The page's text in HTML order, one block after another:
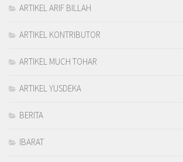
ARTIKEL ARIF BILLAH
ARTIKEL KONTRIBUTOR
ARTIKEL MUCH TOHAR
ARTIKEL YUSDEKA
BERITA
IBARAT